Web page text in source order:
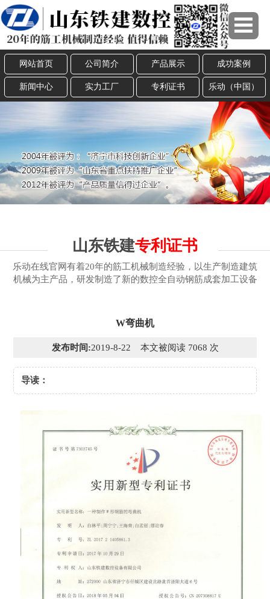
网站首页 公司简介 产品展示 成功案例
新闻中心 实力工厂 专利证书 乐动（中国）
山东铁建专利证书
乐动在线官网有着20年的筋工机械制造经验，以生产制造建筑
机械为主产品，研发制造了新的数控全自动钢筋成套加工设备
W弯曲机
发布时间:2019-8-22 本文被阅读 7068 次
导读：